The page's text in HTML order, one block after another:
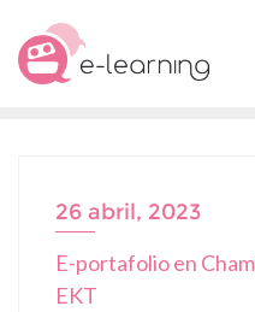
26 abril, 2023
E-portafolio en
EKT